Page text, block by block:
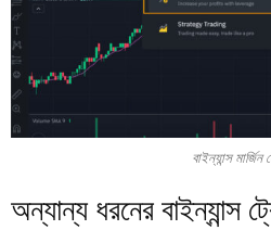
বাইন্যান্স মার্জিন
অন্যান্য ধরনের বাইন্যান্স